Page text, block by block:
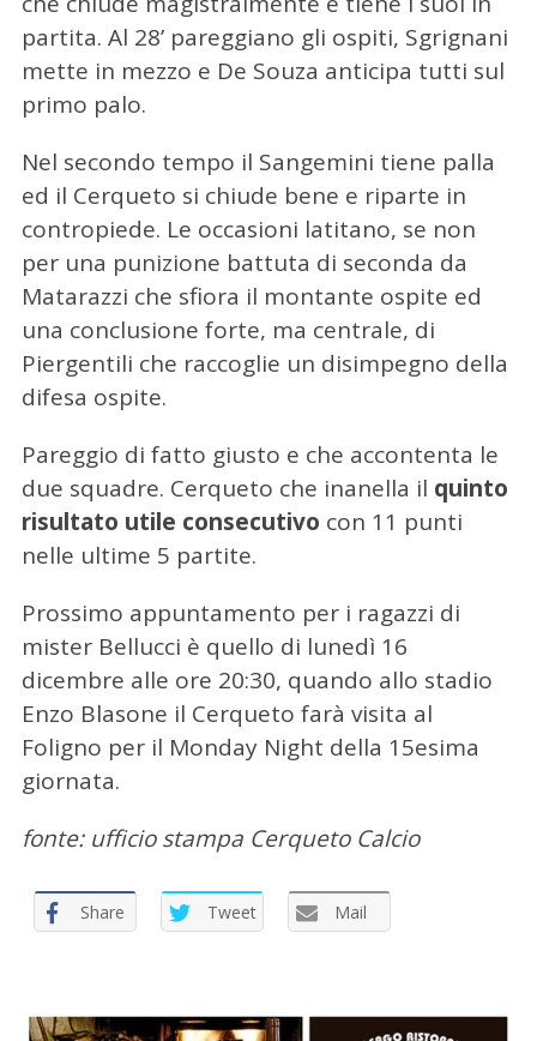
partita. Al 28’ pareggiano gli ospiti, Sgrignani
mette in mezzo e De Souza anticipa tutti sul
primo palo.
Nel secondo tempo il Sangemini tiene palla
ed il Cerqueto si chiude bene e riparte in
contropiede. Le occasioni latitano, se non
per una punizione battuta di seconda da
Matarazzi che sfiora il montante ospite ed
una conclusione forte, ma centrale, di
Piergentili che raccoglie un disimpegno della
difesa ospite.
Pareggio di fatto giusto e che accontenta le
due squadre. Cerqueto che inanella il quinto
risultato utile consecutivo con 11 punti
nelle ultime 5 partite.
Prossimo appuntamento per i ragazzi di
mister Bellucci è quello di lunedì 16
dicembre alle ore 20:30, quando allo stadio
Enzo Blasone il Cerqueto farà visita al
Foligno per il Monday Night della 15esima
giornata.
fonte: ufficio stampa Cerqueto Calcio
Share Tweet Mail
C
e
r
a
e
r